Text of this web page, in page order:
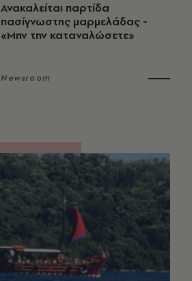
Ανακαλείται παρτίδα
πασίγνωστης μαρμελάδας -
«Μην την καταναλώσετε»
Newsroom